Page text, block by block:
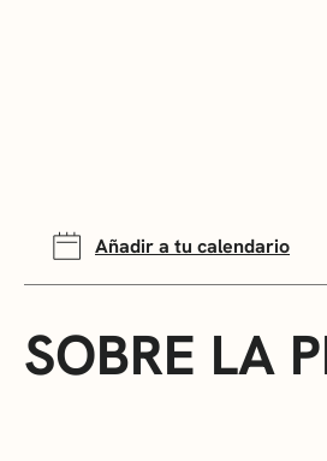
Añadir a tu calendario
SOBRE LA